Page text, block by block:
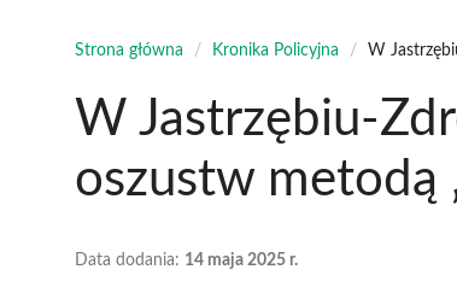
Strona główna / Kronika Policyjna / W
W Jastrzębiu-
oszustw metodą
Data dodania: 14 maja 2025 r.